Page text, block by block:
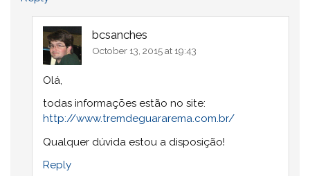
bcsanches
October 13, 2015 at 19:43
Olá,
todas informações estão no site:
http://www.tremdeguararema.com.br/
Qualquer dúvida estou a disposição!
Reply